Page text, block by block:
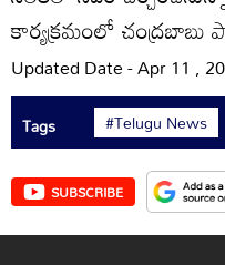
కార్యక్రమంలో చంద్రబాబు
Updated Date - Apr 11 ,
Tags #Telugu News
SUBSCRIBE